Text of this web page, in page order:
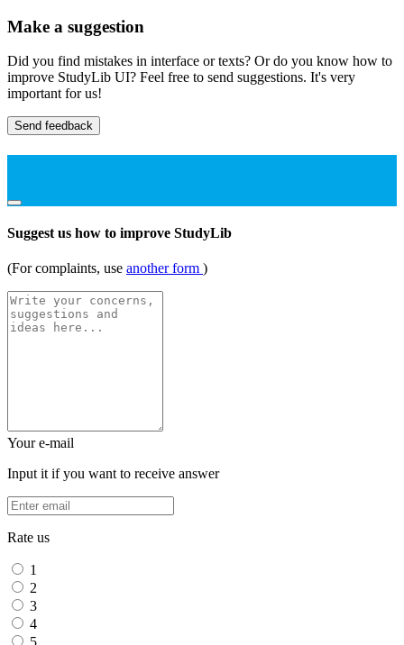
Make a suggestion
Did you find mistakes in interface or texts? Or do you know how to
improve StudyLib UI? Feel free to send suggestions. It's very
important for us!
Send feedback
Suggest us how to improve StudyLib
(For complaints, use another form )
Your e-mail
Input it if you want to receive answer
Rate us
1
2
3
4